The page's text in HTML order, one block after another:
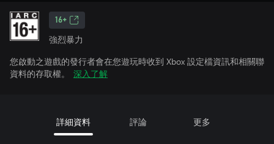
16+
強烈暴力
您啟動之遊戲的發行者會在您遊玩時收到 Xbox 設定檔資訊和相關聯
資料的存取權。
深入了解
詳細資料 評論 更多